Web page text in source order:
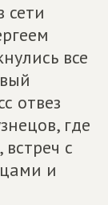
все
отвез
где
с
и